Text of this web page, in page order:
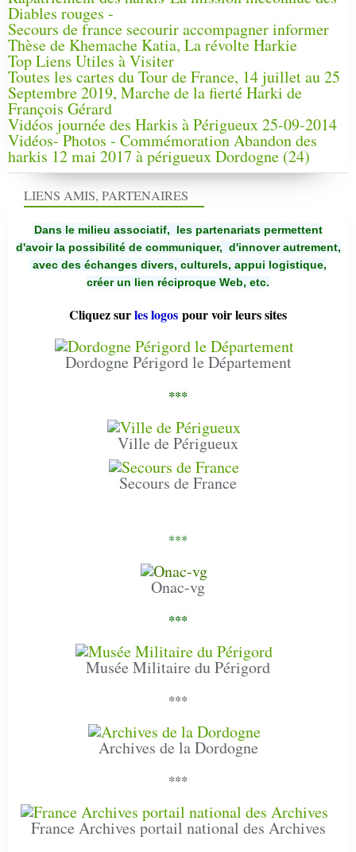
Diables rouges -
Secours de france secourir accompagner informer
Thèse de Khemache Katia, La révolte Harkie
Top Liens Utiles à Visiter
Toutes les cartes du Tour de France, 14 juillet au 25
Septembre 2019, Marche de la fierté Harki de
François Gérard
Vidéos journée des Harkis à Périgueux 25-09-2014
Vidéos- Photos - Commémoration Abandon des
harkis 12 mai 2017 à périgueux Dordogne (24)
LIENS AMIS, PARTENAIRES
Dans le milieu associatif, les partenariats permettent
d'avoir la possibilité de communiquer, d'innover autrement,
avec des échanges divers, culturels, appui logistique,
créer un lien réciproque Web, etc.
Cliquez surles logos pour voir leurs sites
Dordogne Périgord le Département
***
Ville de Périgueux
Secours de France
***
Onac-vg
***
Musée Militaire du Périgord
***
Archives de la Dordogne
***
France Archives portail national des Archives